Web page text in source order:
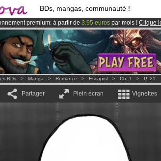
BDs, mangas, communauté !
premium: à partir de 3.95 euros par mois ! Clique
100000membreset 1000BDs & Mangas!
Amilova est désormais lancé
BDs > Manga > Romance > Escapist > Ch. 1 > P. 21
Partager Plein écran Vignettes